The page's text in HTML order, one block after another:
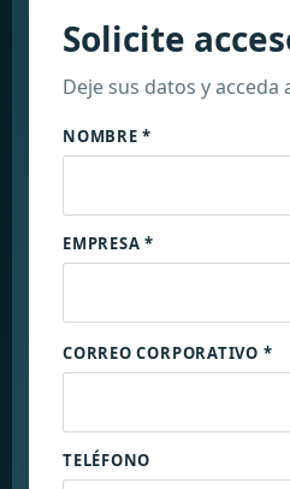
Solicite
Deje sus datos y acceda
NOMBRE *
EMPRESA *
CORREO CORPORATIVO *
TELÉFONO